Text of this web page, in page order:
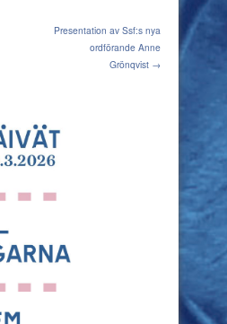
Presentation av Ssf:s nya
ordförande Anne
Grönqvist →